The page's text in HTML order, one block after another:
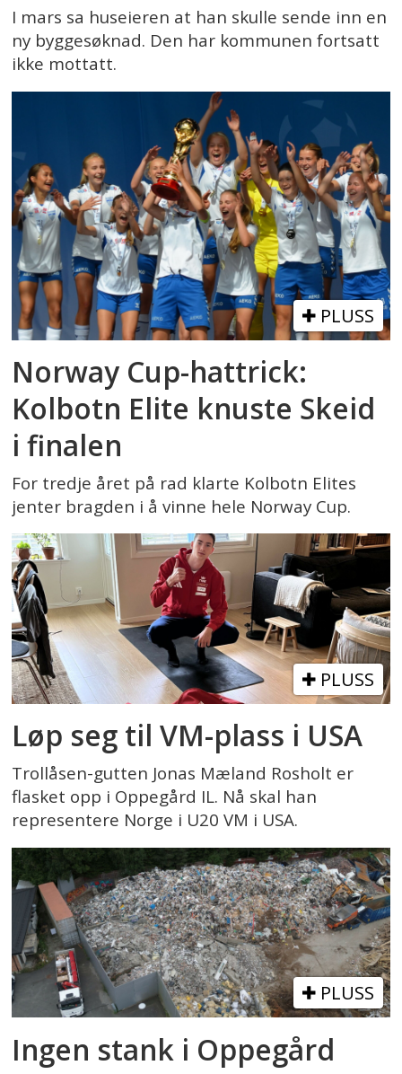
I mars sa huseieren at han skulle sende inn en
ny byggesøknad. Den har kommunen fortsatt
ikke mottatt.
PLUSS
Norway Cup-hattrick:
Kolbotn Elite knuste Skeid
i finalen
For tredje året på rad klarte Kolbotn Elites
jenter bragden i å vinne hele Norway Cup.
PLUSS
Løp seg til VM-plass i USA
Trollåsen-gutten Jonas Mæland Rosholt er
flasket opp i Oppegård IL. Nå skal han
representere Norge i U20 VM i USA.
PLUSS
Ingen stank i Oppegård